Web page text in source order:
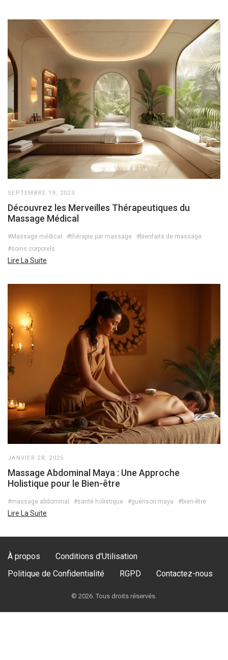
SEPTEMBRE 19, 2023
Découvrez les Merveilles Thérapeutiques du
Massage Médical
#Massage médical #thérapie par massage
#bienfaits de massage
#soins corporels
Lire La Suite
JANVIER 28, 2025
Massage Abdominal Maya : Une Approche
Holistique pour le Bien-être
#massage abdominal #santé holistique #guérison maya #bien-être
Lire La Suite
À propos
Conditions d'Utilisation
Politique de Confidentialité
RGPD Contactez-nous
© 2026. Tous droits réservés.